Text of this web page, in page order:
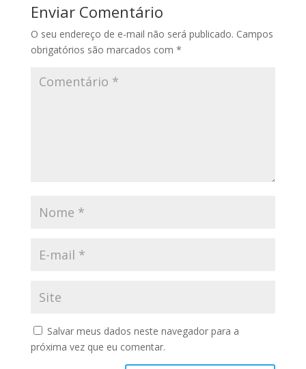
Enviar Comentário
O seu endereço de e-mail não será publicado. Campos
obrigatórios são marcados com *
Salvar meus dados neste navegador para a
próxima vez que eu comentar.